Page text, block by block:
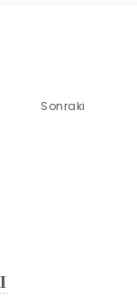
Sonraki